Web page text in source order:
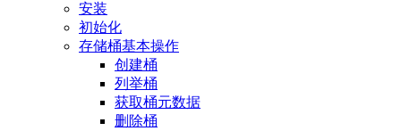
安装
初始化
存储桶基本操作
创建桶
列举桶
获取桶元数据
删除桶